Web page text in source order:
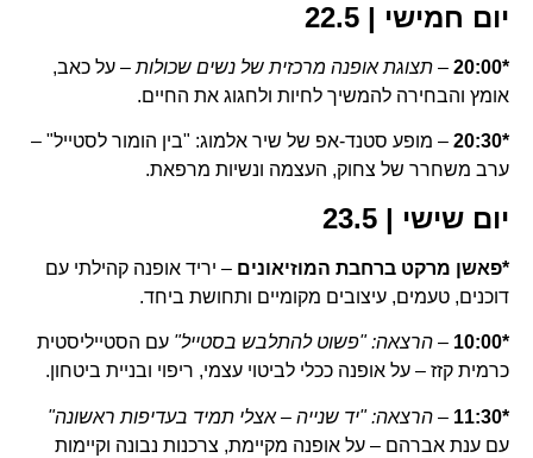
יום חמישי | 22.5
*20:00
– תצוגת אופנה מרכזית של נשים שכולות – על כאב,
אומץ והבחירה להמשיך לחיות ולחגוג את החיים.
*20:30
– מופע סטנד-אפ של שיר אלמוג: "בין הומור לסטייל" –
ערב משחרר של צחוק, העצמה ונשיות מרפאת.
יום שישי | 23.5
*פאשן מרקט ברחבת המוזיאונים – יריד אופנה קהילתי עם
דוכנים, טעמים, עיצובים מקומיים ותחושת ביחד.
*10:00
– הרצאה: "פשוט להתלבש בסטייל" עם הסטייליסטית
כרמית קזז – על אופנה ככלי לביטוי עצמי, ריפוי ובניית ביטחון.
*11:30
– הרצאה: "יד שנייה – אצלי תמיד בעדיפות ראשונה"
עם ענת אברהם – על אופנה מקיימת, צרכנות נבונה וקיימות